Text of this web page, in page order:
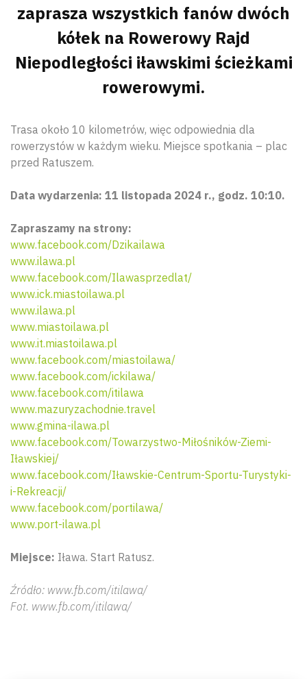
zaprasza wszystkich fanów dwóch
kółek na Rowerowy Rajd
Niepodległości iławskimi ścieżkami
rowerowymi.
Trasa około 10 kilometrów, więc odpowiednia dla
rowerzystów w każdym wieku. Miejsce spotkania – plac
przed Ratuszem.
Data wydarzenia: 11 listopada 2024 r., godz. 10:10.
Zapraszamy na strony:
www.facebook.com/Dzikailawa
www.ilawa.pl
www.facebook.com/Ilawasprzedlat/
www.ick.miastoilawa.pl
www.ilawa.pl
www.miastoilawa.pl
www.it.miastoilawa.pl
www.facebook.com/miastoilawa/
www.facebook.com/ickilawa/
www.facebook.com/itilawa
www.mazuryzachodnie.travel
www.gmina-ilawa.pl
www.facebook.com/Towarzystwo-Miłośników-Ziemi-
Iławskiej/
www.facebook.com/Iławskie-Centrum-Sportu-Turystyki-
i-Rekreacji/
www.facebook.com/portilawa/
www.port-ilawa.pl
Miejsce: Iława. Start Ratusz.
Źródło: www.fb.com/itilawa/
Fot. www.fb.com/itilawa/